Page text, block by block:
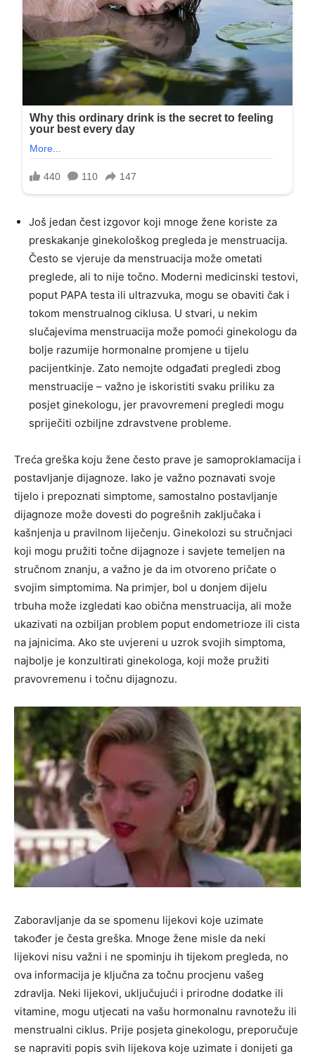
Još jedan čest izgovor koji mnoge žene koriste za
preskakanje ginekološkog pregleda je menstruacija.
Često se vjeruje da menstruacija može ometati
preglede, ali to nije točno. Moderni medicinski testovi,
poput PAPA testa ili ultrazvuka, mogu se obaviti čak i
tokom menstrualnog ciklusa. U stvari, u nekim
slučajevima menstruacija može pomoći ginekologu da
bolje razumije hormonalne promjene u tijelu
pacijentkinje. Zato nemojte odgađati pregledi zbog
menstruacije – važno je iskoristiti svaku priliku za
posjet ginekologu, jer pravovremeni pregledi mogu
spriječiti ozbiljne zdravstvene probleme.
Treća greška koju žene često prave je samoproklamacija i
postavljanje dijagnoze. Iako je važno poznavati svoje
tijelo i prepoznati simptome, samostalno postavljanje
dijagnoze može dovesti do pogrešnih zaključaka i
kašnjenja u pravilnom liječenju. Ginekolozi su stručnjaci
koji mogu pružiti točne dijagnoze i savjete temeljen na
stručnom znanju, a važno je da im otvoreno pričate o
svojim simptomima. Na primjer, bol u donjem dijelu
trbuha može izgledati kao obična menstruacija, ali može
ukazivati na ozbiljan problem poput endometrioze ili cista
na jajnicima. Ako ste uvjereni u uzrok svojih simptoma,
najbolje je konzultirati ginekologa, koji može pružiti
pravovremenu i točnu dijagnozu.
Zaboravljanje da se spomenu lijekovi koje uzimate
također je česta greška. Mnoge žene misle da neki
lijekovi nisu važni i ne spominju ih tijekom pregleda, no
ova informacija je ključna za točnu procjenu vašeg
zdravlja. Neki lijekovi, uključujući i prirodne dodatke ili
vitamine, mogu utjecati na vašu hormonalnu ravnotežu ili
menstrualni ciklus. Prije posjeta ginekologu, preporučuje
se napraviti popis svih lijekova koje uzimate i donijeti ga